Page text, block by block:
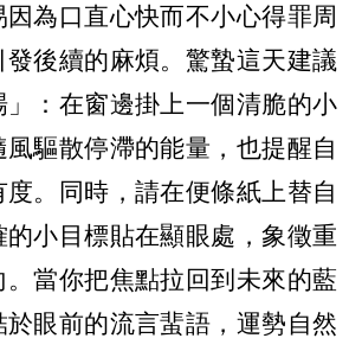
為口直心快而不小心得罪周
後續的麻煩。驚蟄這天建議
：在窗邊掛上一個清脆的小
驅散停滯的能量，也提醒自
。同時，請在便條紙上替自
小目標貼在顯眼處，象徵重
當你把焦點拉回到未來的藍
於眼前的流言蜚語，運勢自然